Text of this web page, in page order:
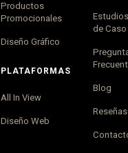
Productos
Promocionales
Diseño Gráfico
PLATAFORMAS
All In View
Diseño Web
Estudios
de Caso
Blog
Reseñas